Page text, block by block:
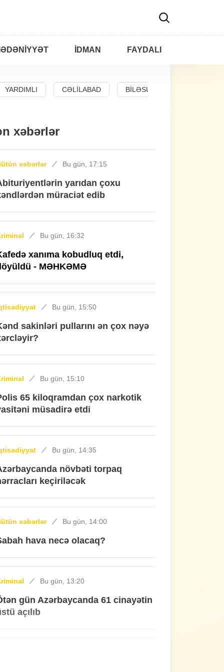
İDMAN FAYDALI
YARDIMLI CƏLILABAD BILƏSUVAR
xəbərlər
xəbərlər Bu gün, 17:15
yarıdan çoxu
müraciət edib
Bu gün, 16:32
xanıma kobudluq etdi,
- MƏHKƏMƏ
Bu gün, 15:50
sakinləri pullarını ən çox nəyə
Bu gün, 15:10
65 kiloqramdan çox narkotik
müsadirə etdi
Bu gün, 14:35
növbəti torpaq
keçiriləcək
xəbərlər Bu gün, 14:00
hava necə olacaq?
Bu gün, 13:20
gün Azərbaycanda 61 cinayətin
açılıb